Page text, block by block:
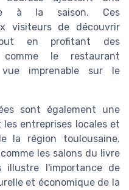
à la saison. Ces
visiteurs de découvrir
en profitant des
le restaurant
imprenable sur le
sont également une
entreprises locales et
la région toulousaine.
les salons du livre
illustre l'importance de
et économique de la